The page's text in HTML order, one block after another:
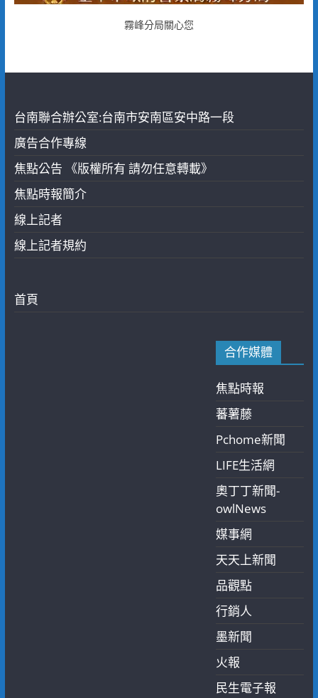
霧峰分局關心您
台南聯合辦公室:台南市安南區安中路一段
廣告合作專線
焦點公告 《版權所有 請勿任意轉載》
焦點時報簡介
線上記者
線上記者規約
首頁
合作媒體
焦點時報
蕃薯藤
Pchome新聞
LIFE生活網
奧丁丁新聞-
owlNews
媒事網
天天上新聞
品觀點
行銷人
墨新聞
火報
民生電子報